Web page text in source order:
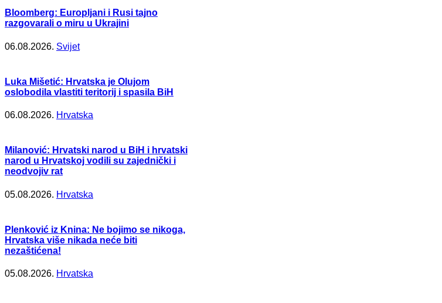
Bloomberg: Europljani i Rusi tajno
razgovarali o miru u Ukrajini
06.08.2026. Svijet
Luka Mišetić: Hrvatska je Olujom
oslobodila vlastiti teritorij i spasila BiH
06.08.2026. Hrvatska
Milanović: Hrvatski narod u BiH i hrvatski
narod u Hrvatskoj vodili su zajednički i
neodvojiv rat
05.08.2026. Hrvatska
Plenković iz Knina: Ne bojimo se nikoga,
Hrvatska više nikada neće biti
nezaštićena!
05.08.2026. Hrvatska